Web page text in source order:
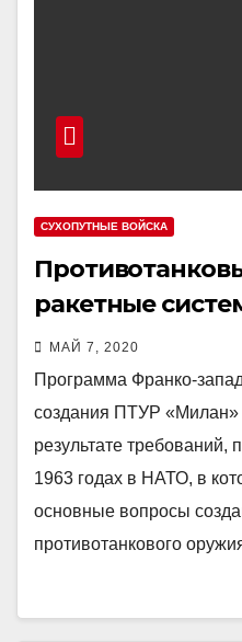
СУХОПУТНЫЕ ВОЙСКА
ракетные
«Хот», «Дракон»
МАЙ 7, 2020
Программа Франко-
создания ПТУР «Милан»
результате
1963 годах в НАТО, в
основные вопросы
противотанкового